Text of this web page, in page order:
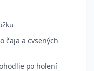
čaja a ovsených
po holení